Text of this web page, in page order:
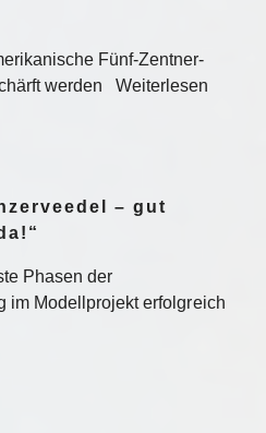
Fünf-Zentner-
werden Weiterlesen
– gut
Phasen der
im Modellprojekt erfolgreich